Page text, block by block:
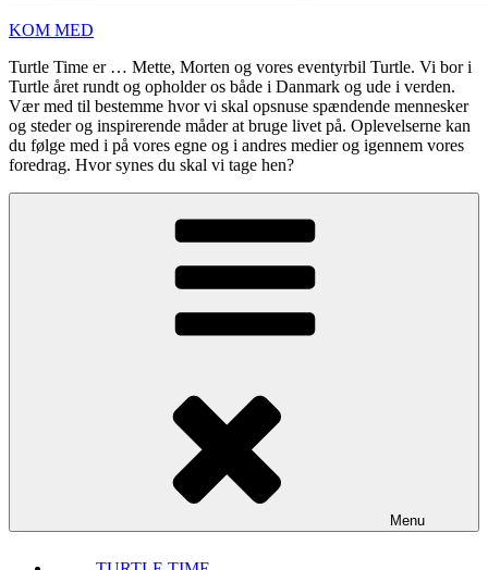
KOM MED
Turtle Time er … Mette, Morten og vores eventyrbil Turtle. Vi bor i
Turtle året rundt og opholder os både i Danmark og ude i verden.
Vær med til bestemme hvor vi skal opsnuse spændende mennesker
og steder og inspirerende måder at bruge livet på. Oplevelserne kan
du følge med i på vores egne og i andres medier og igennem vores
foredrag. Hvor synes du skal vi tage hen?
Menu